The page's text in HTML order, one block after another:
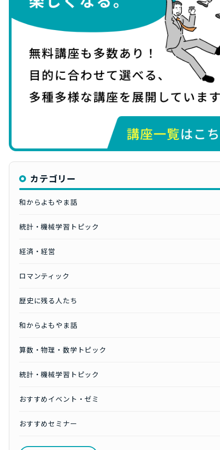
カテゴリー
和からよもやま話
統計・機械学習トピック
経済・経営
ロマンティック
歴史に残る人たち
和からよもやま話
算数・物理・数学トピック
統計・機械学習トピック
おすすめイベント・ゼミ
おすすめセミナー